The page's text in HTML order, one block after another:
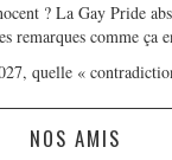
? La Gay Pride
remarques comme ça
quelle «
NOS AMIS